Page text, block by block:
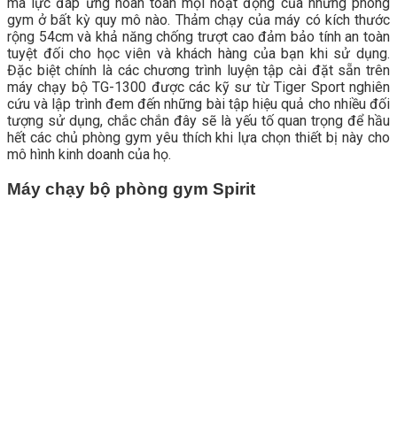
mã lực đáp ứng hoàn toàn mọi hoạt động của những phòng
gym ở bất kỳ quy mô nào. Thảm chạy của máy có kích thước
rộng 54cm và khả năng chống trượt cao đảm bảo tính an toàn
tuyệt đối cho học viên và khách hàng của bạn khi sử dụng.
Đặc biệt chính là các chương trình luyện tập cài đặt sẵn trên
máy chạy bộ TG-1300 được các kỹ sư từ Tiger Sport nghiên
cứu và lập trình đem đến những bài tập hiệu quả cho nhiều đối
tượng sử dụng, chắc chắn đây sẽ là yếu tố quan trọng để hầu
hết các chủ phòng gym yêu thích khi lựa chọn thiết bị này cho
mô hình kinh doanh của họ.
Máy chạy bộ phòng gym Spirit